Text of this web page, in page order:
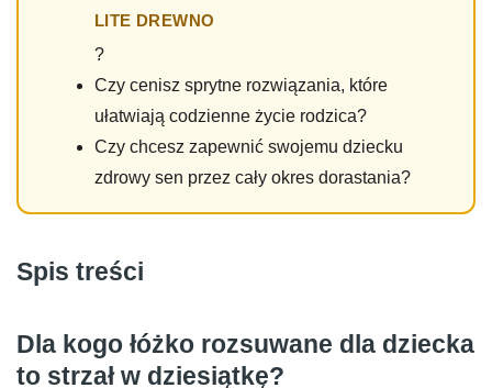
LITE DREWNO
?
Czy cenisz sprytne rozwiązania, które
ułatwiają codzienne życie rodzica?
Czy chcesz zapewnić swojemu dziecku
zdrowy sen przez cały okres dorastania?
Spis treści
Dla kogo łóżko rozsuwane dla dziecka
to strzał w dziesiątkę?